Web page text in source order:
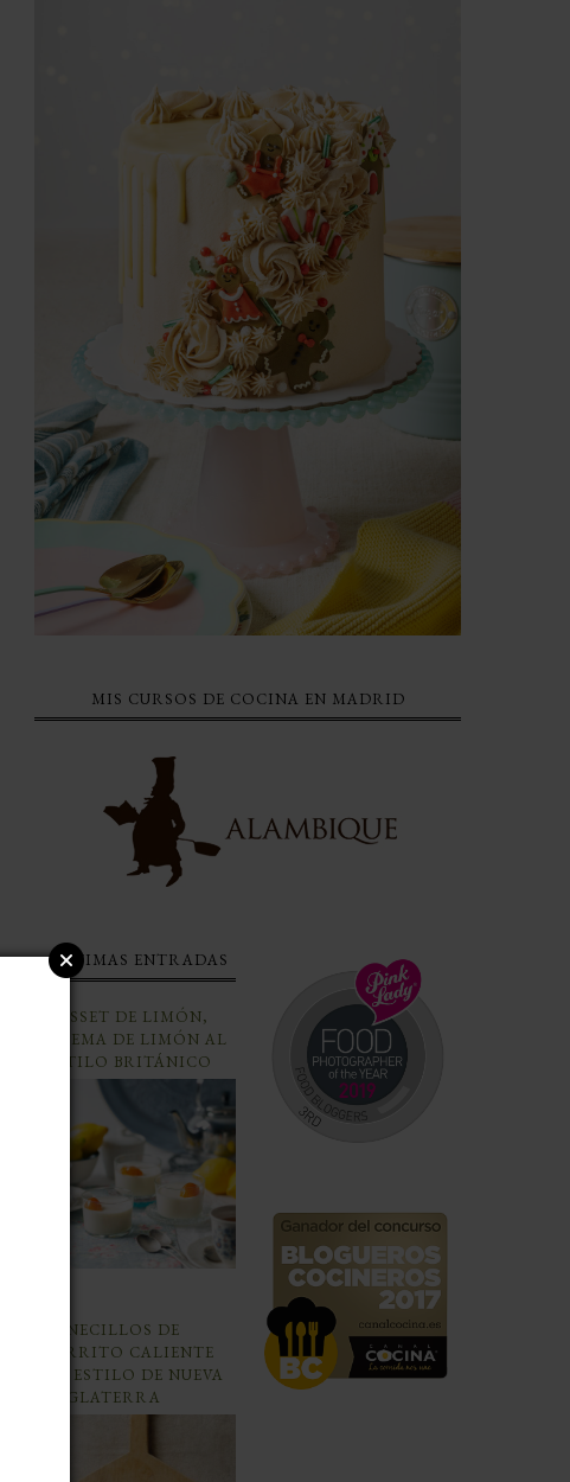
MIS CURSOS DE COCINA EN MADRID
ÚLTIMAS ENTRADAS
POSSET DE LIMÓN,
CREMA DE LIMÓN AL
ESTILO BRITÁNICO
PANECILLOS DE
PERRITO CALIENTE
AL ESTILO DE NUEVA
INGLATERRA